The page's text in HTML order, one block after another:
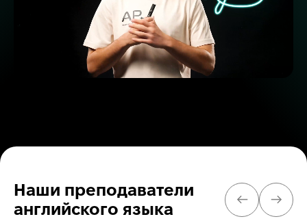
Наши преподаватели
английского языка